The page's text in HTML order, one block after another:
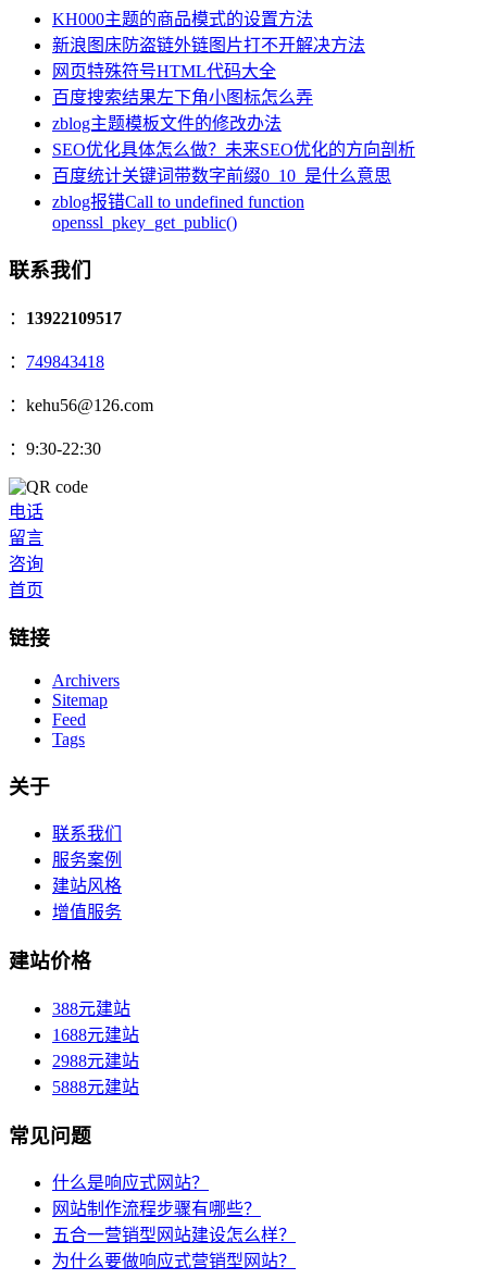
KH000主题的商品模式的设置方法
新浪图床防盗链外链图片打不开解决方法
网页特殊符号HTML代码大全
百度搜索结果左下角小图标怎么弄
zblog主题模板文件的修改办法
SEO优化具体怎么做？未来SEO优化的方向剖析
百度统计关键词带数字前缀0_10_是什么意思
zblog报错Call to undefined function
openssl_pkey_get_public()
联系我们
： 13922109517
： 749843418
：kehu56@126.com
：9:30-22:30
电话
留言
咨询
首页
链接
Archivers
Sitemap
Feed
Tags
关于
联系我们
服务案例
建站风格
增值服务
建站价格
388元建站
1688元建站
2988元建站
5888元建站
常见问题
什么是响应式网站？
网站制作流程步骤有哪些？
五合一营销型网站建设怎么样？
为什么要做响应式营销型网站？